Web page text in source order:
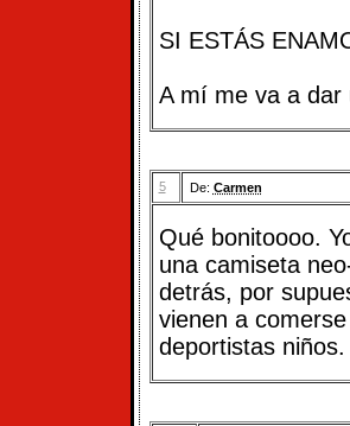
SI ESTÁS
A mí me va a dar
5 De: Carmen
Qué bonitoooo.
una camiseta
detrás, por
vienen a
deportistas niños.